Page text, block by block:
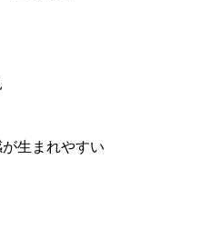
生まれやすい